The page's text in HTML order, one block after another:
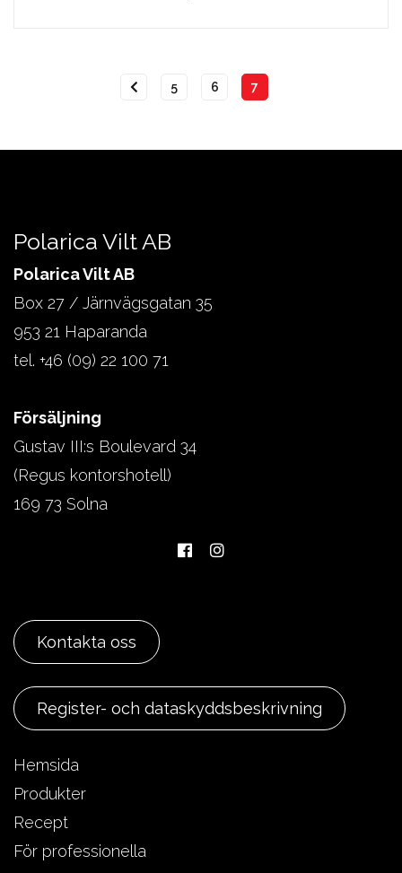
5 6 7
Polarica Vilt AB
Polarica Vilt AB
Box 27 / Järnvägsgatan 35
953 21 Haparanda
tel. +46 (09) 22 100 71
Försäljning
Gustav III:s Boulevard 34
(Regus kontorshotell)
169 73 Solna
Kontakta oss
Register- och dataskyddsbeskrivning
Hemsida
Produkter
Recept
För professionella